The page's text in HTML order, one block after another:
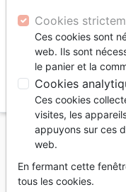
Accueil Livres
Qu'est-ce qui
Cookies
Ces cookies sont
web. Ils sont
le panier et la
Cookies
Ces cookies
visites, les
appuyons sur ces
web.
En fermant cette
tous les cookies.